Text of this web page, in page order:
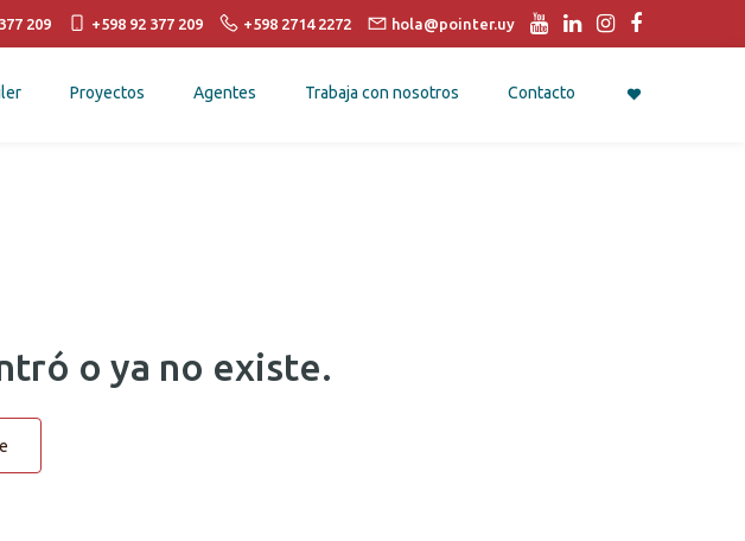
209 +598 92 377 209 +598 2714 2272 hola@pointer.uy
Proyectos Agentes Trabaja con nosotros Contacto
o ya no existe.